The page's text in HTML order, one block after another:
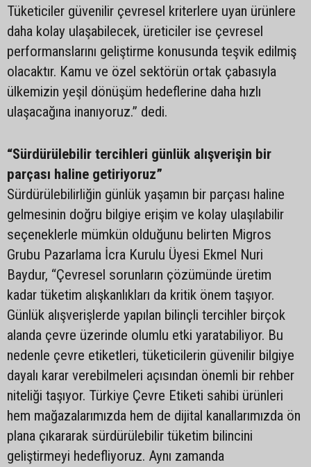
Tüketiciler güvenilir çevresel kriterlere uyan ürünlere
daha kolay ulaşabilecek, üreticiler ise çevresel
performanslarını geliştirme konusunda teşvik edilmiş
olacaktır. Kamu ve özel sektörün ortak çabasıyla
ülkemizin yeşil dönüşüm hedeflerine daha hızlı
ulaşacağına inanıyoruz.” dedi.
“Sürdürülebilir tercihleri günlük alışverişin bir
parçası haline getiriyoruz”
Sürdürülebilirliğin günlük yaşamın bir parçası haline
gelmesinin doğru bilgiye erişim ve kolay ulaşılabilir
seçeneklerle mümkün olduğunu belirten Migros
Grubu Pazarlama İcra Kurulu Üyesi Ekmel Nuri
Baydur, “Çevresel sorunların çözümünde üretim
kadar tüketim alışkanlıkları da kritik önem taşıyor.
Günlük alışverişlerde yapılan bilinçli tercihler birçok
alanda çevre üzerinde olumlu etki yaratabiliyor. Bu
nedenle çevre etiketleri, tüketicilerin güvenilir bilgiye
dayalı karar verebilmeleri açısından önemli bir rehber
niteliği taşıyor. Türkiye Çevre Etiketi sahibi ürünleri
hem mağazalarımızda hem de dijital kanallarımızda ön
plana çıkararak sürdürülebilir tüketim bilincini
geliştirmeyi hedefliyoruz. Aynı zamanda